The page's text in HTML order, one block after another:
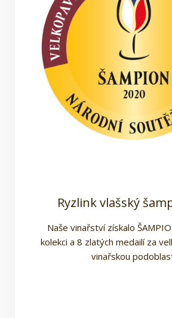
Ryzlink vlašský
Naše vinařství získalo
kolekci a 8 zlatých medailí za
vinařskou